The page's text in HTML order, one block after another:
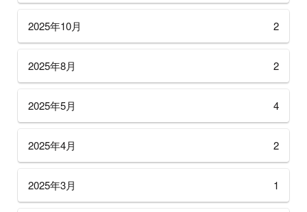
2025年10月 2
2025年8月 2
2025年5月 4
2025年4月 2
2025年3月 1